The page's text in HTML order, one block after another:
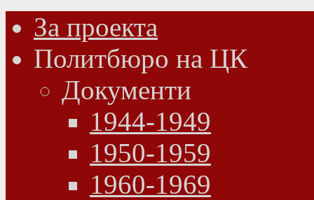
За проекта
Политбюро на ЦК
Документи
1944-1949
1950-1959
1960-1969